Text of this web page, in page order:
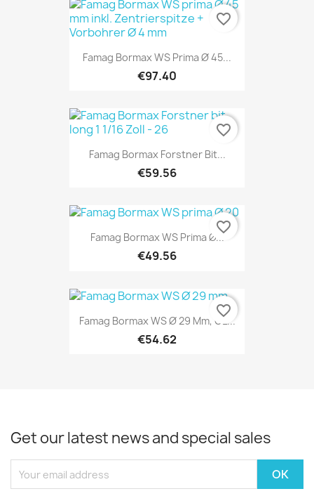
Famag Bormax WS Prima Ø 45...
€97.40
favorite_border
Famag Bormax Forstner Bit...
€59.56
favorite_border
Famag Bormax WS Prima Ø...
€49.56
favorite_border
Famag Bormax WS Ø 29 Mm, GL...
€54.62
favorite_border
Get our latest news and special sales